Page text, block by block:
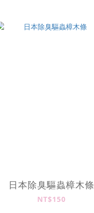
日本除臭驅蟲樟木條
NT$150